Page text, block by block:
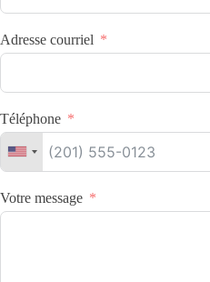
Adresse courriel
Téléphone
Votre message